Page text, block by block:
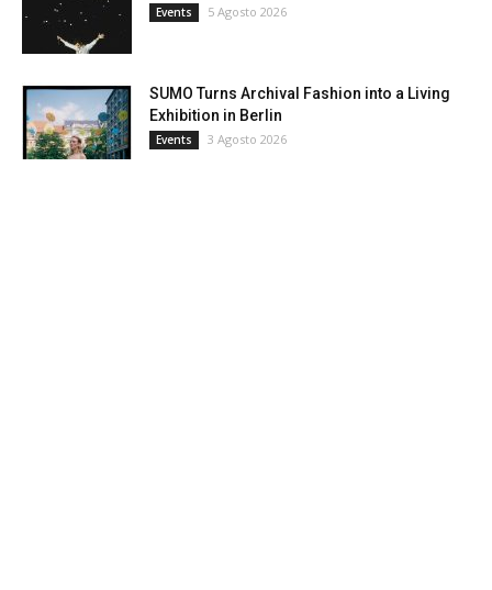
Events 5 Agosto 2026
SUMO Turns Archival Fashion into a Living
Exhibition in Berlin
Events 3 Agosto 2026